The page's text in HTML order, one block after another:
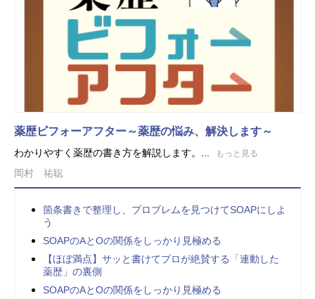
薬歴ビフォーアフター～薬歴の悩み、解決します～
わかりやすく薬歴の書き方を解説します。... もっと見る
岡村 祐聡
箇条書きで整理し、プロブレムを見つけてSOAPにしよ
う
SOAPのAとOの関係をしっかり見極める
【ほぼ満点】サッと書けてプロが絶賛する「連動した
薬歴」の裏側
SOAPのAとOの関係をしっかり見極める